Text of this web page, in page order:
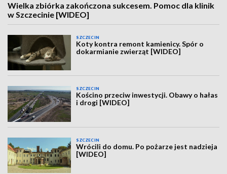
Wielka zbiórka zakończona sukcesem. Pomoc dla klinik
w Szczecinie [WIDEO]
SZCZECIN
Koty kontra remont kamienicy. Spór o
dokarmianie zwierząt [WIDEO]
SZCZECIN
Kościno przeciw inwestycji. Obawy o hałas
i drogi [WIDEO]
SZCZECIN
Wrócili do domu. Po pożarze jest nadzieja
[WIDEO]